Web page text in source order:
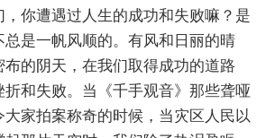
，你遭遇过人生的成功和失败嘛？是
总是一帆风顺的。有风和日丽的晴
布的阴天，在我们取得成功的道路
和失败。当《千手观音》那些聋哑
家拍案称奇的时候，当灾区人民以